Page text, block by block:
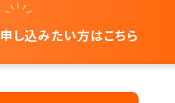
申し込みたい方はこちら